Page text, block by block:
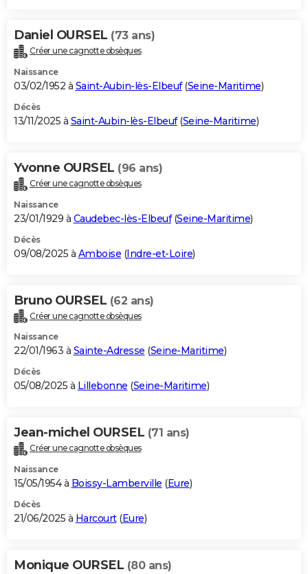
Bricolage
Lifestyle
Culture
Sport
Auto
Television
Voyage
Cinema
Daniel OURSEL (73 ans)
Créer une cagnotte obsèques
Naissance
03/02/1952 à Saint-Aubin-lès-Elbeuf(Seine-Maritime)
Décès
13/11/2025 à Saint-Aubin-lès-Elbeuf(Seine-Maritime)
Yvonne OURSEL (96 ans)
Créer une cagnotte obsèques
Naissance
23/01/1929 à Caudebec-lès-Elbeuf(Seine-Maritime)
Décès
09/08/2025 à Amboise (Indre-et-Loire)
Bruno OURSEL (62 ans)
Créer une cagnotte obsèques
Naissance
22/01/1963 à Sainte-Adresse (Seine-Maritime)
Décès
05/08/2025 à Lillebonne (Seine-Maritime)
Jean-michel OURSEL (71 ans)
Créer une cagnotte obsèques
Naissance
15/05/1954 à Boissy-Lamberville (Eure)
Décès
21/06/2025 à Harcourt(Eure)
Monique OURSEL (80 ans)